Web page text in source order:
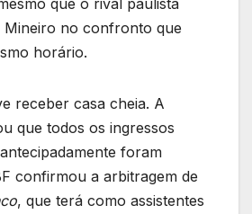
no confronto que
horário.
receber casa cheia. A
que todos os ingressos
foram
confirmou a arbitragem de
, que terá como assistentes